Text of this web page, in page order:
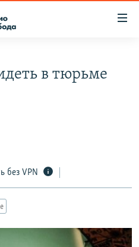
в тюрьме
без VPN